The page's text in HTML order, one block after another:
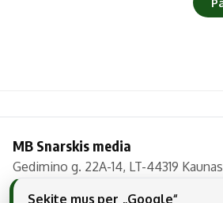
MB Snarskis media
Gedimino g. 22A-14, LT-44319 Kaunas
Tel.: +370 606 17737
Sekite mus per „Google“